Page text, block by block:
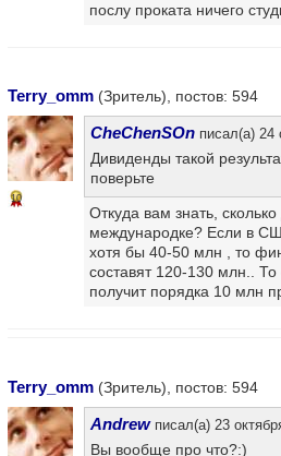
послу проката ничего
Terry_omm (Зритель), постов: 594
10
CheChenSOn писал(а) 24
Дивиденды такой
поверьте
Откуда вам знать,
международке? Если в
хотя бы 40-50 млн , то
составят 120-130 млн.. То
получит порядка 10 млн
Terry_omm (Зритель), постов: 594
Andrewписал(а) 23
Вы вообще про что?:)